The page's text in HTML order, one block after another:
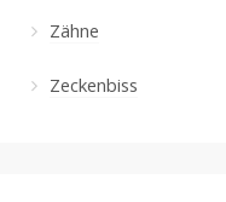
Zähne
Zeckenbiss